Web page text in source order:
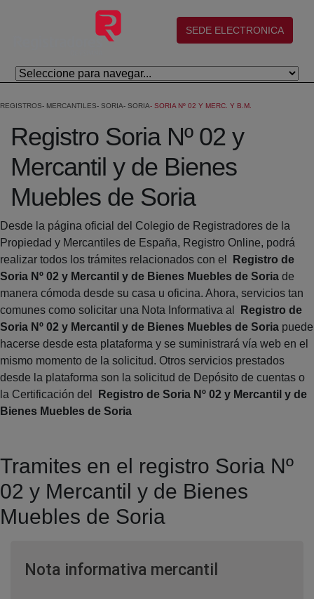
Eduki nagusira joan
(abre en nueva ventana)
SEDE ELECTRONICA
REGISTROS MERCANTILES SORIA SORIA SORIA Nº 02 Y MERC. Y B.M.
Registro Soria Nº 02 y
Mercantil y de Bienes
Muebles de Soria
Desde la página oficial del Colegio de Registradores de la
Propiedad y Mercantiles de España, Registro Online, podrá
realizar todos los trámites relacionados con el
Registro de
Soria Nº 02 y Mercantil y de Bienes Muebles de Soria de
manera cómoda desde su casa u oficina. Ahora, servicios tan
comunes como solicitar una Nota Informativa al
Registro de
Soria Nº 02 y Mercantil y de Bienes Muebles de Soria puede
hacerse desde esta plataforma y se suministrará vía web en el
mismo momento de la solicitud. Otros servicios prestados
desde la plataforma son la solicitud de Depósito de cuentas o
la Certificación del
Registro de Soria Nº 02 y Mercantil y de
Bienes Muebles de Soria
Tramites en el registro Soria Nº
02 y Mercantil y de Bienes
Muebles de Soria
Nota informativa mercantil